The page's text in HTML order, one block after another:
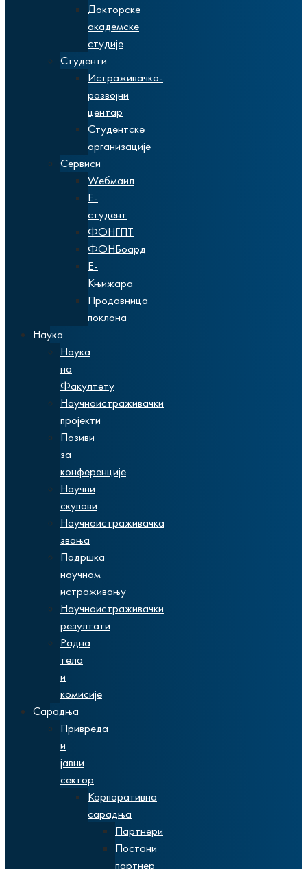
Докторске
академске
студије
Студенти
Истраживачко-
развојни
центар
Студентске
организације
Сервиси
Wебмаил
Е-
студент
ФОНГПТ
ФОНБоард
Е-
Књижара
Продавница
поклона
Наука
Наука
на
Факултету
Научноистраживачки
пројекти
Позиви
за
конференције
Научни
скупови
Научноистраживачка
звања
Подршка
научном
истраживању
Научноистраживачки
резултати
Радна
тела
и
комисије
Сарадња
Привреда
и
јавни
сектор
Корпоративна
сарадња
Партнери
Постани
партнер